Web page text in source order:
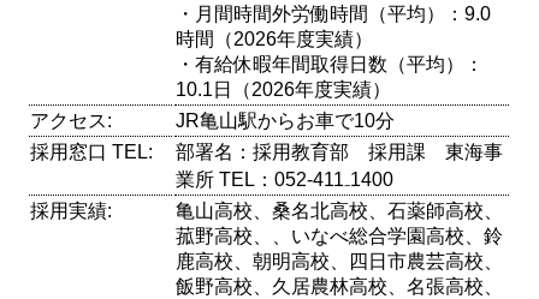
・月間時間外労働時間（平均）：9.0
時間（2026年度実績）
・有給休暇年間取得日数（平均）：
10.1日（2026年度実績）
アクセス:
JR亀山駅からお車で10分
採用窓口 TEL:
部署名：採用教育部 採用課 東海事
業所 TEL：052-411₋1400
採用実績:
亀山高校、桑名北高校、石薬師高校、
菰野高校、、いなべ総合学園高校、鈴
鹿高校、朝明高校、四日市農芸高校、
飯野高校、久居農林高校、名張高校、